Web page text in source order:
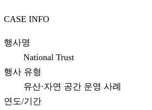
CASE INFO
행사명
National Trust
행사 유형
유산·자연 공간 운영 사례
연도/기간